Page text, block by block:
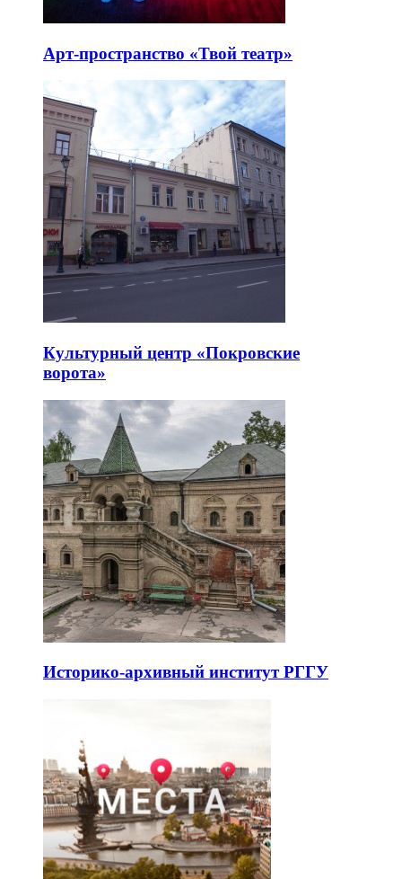
Арт-пространство «Твой театр»
Культурный центр «Покровские
ворота»
Историко-архивный институт РГГУ